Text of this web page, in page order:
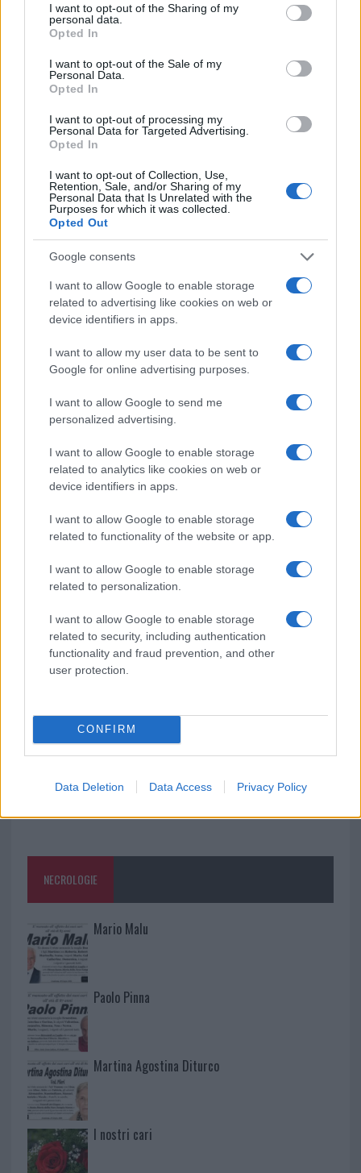
not limited to your visit or usage behaviour. You may click to
grant or deny consent to Google and its third-party tags to
use your data for below specified purposes in below Google
consent section.
I want to opt-out of the Sharing of my
personal data.
Opted In
I want to opt-out of the Sale of my
Personal Data.
Opted In
I want to opt-out of processing my
Personal Data for Targeted Advertising.
Opted In
I want to opt-out of Collection, Use,
Retention, Sale, and/or Sharing of my
Personal Data that Is Unrelated with the
Purposes for which it was collected.
Opted Out
Google consents
I want to allow Google to enable storage
related to advertising like cookies on web or
device identifiers in apps.
I want to allow my user data to be sent to
Google for online advertising purposes.
I want to allow Google to send me
personalized advertising.
I want to allow Google to enable storage
related to analytics like cookies on web or
device identifiers in apps.
I want to allow Google to enable storage
related to functionality of the website or app.
I want to allow Google to enable storage
related to personalization.
I want to allow Google to enable storage
related to security, including authentication
functionality and fraud prevention, and other
user protection.
CONFIRM
Data Deletion Data Access Privacy Policy
Condividi l'articolo
a
ce
b
o
o
k
w
it
te
r
Pi
n
re
W
h
s
p
p
h
re
Prossimo articolo
NOTIZIE RECENTI
Ristorante distrutto dalle fiamme a La
Maddalena, incendio a Monti d’à rena
Le previsioni meteo per il weekend a Olbia e in
Michelle Hunziker in Gallura, bella anche dal
vivo: un amico vip svela come fa
Calangianus, dopo le polemiche il centro
accoglienza minori chiude
Olbia, divieto di sosta contro spaccio e degrado:
esplode la protesta
Pausa caffè impeccabile: come scegliere la
Monte Pino, la fine di un lungo dolore: storia e
rinascita della strada che segnò la Gallura
NECROLOGIE
Mario Malu
Paolo Pinna
Martina Agostina Diturco
I nostri cari